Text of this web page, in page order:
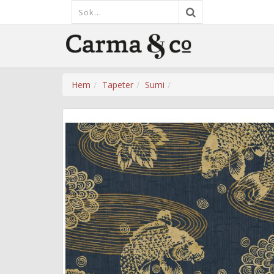
Hem Tapeter Sumi